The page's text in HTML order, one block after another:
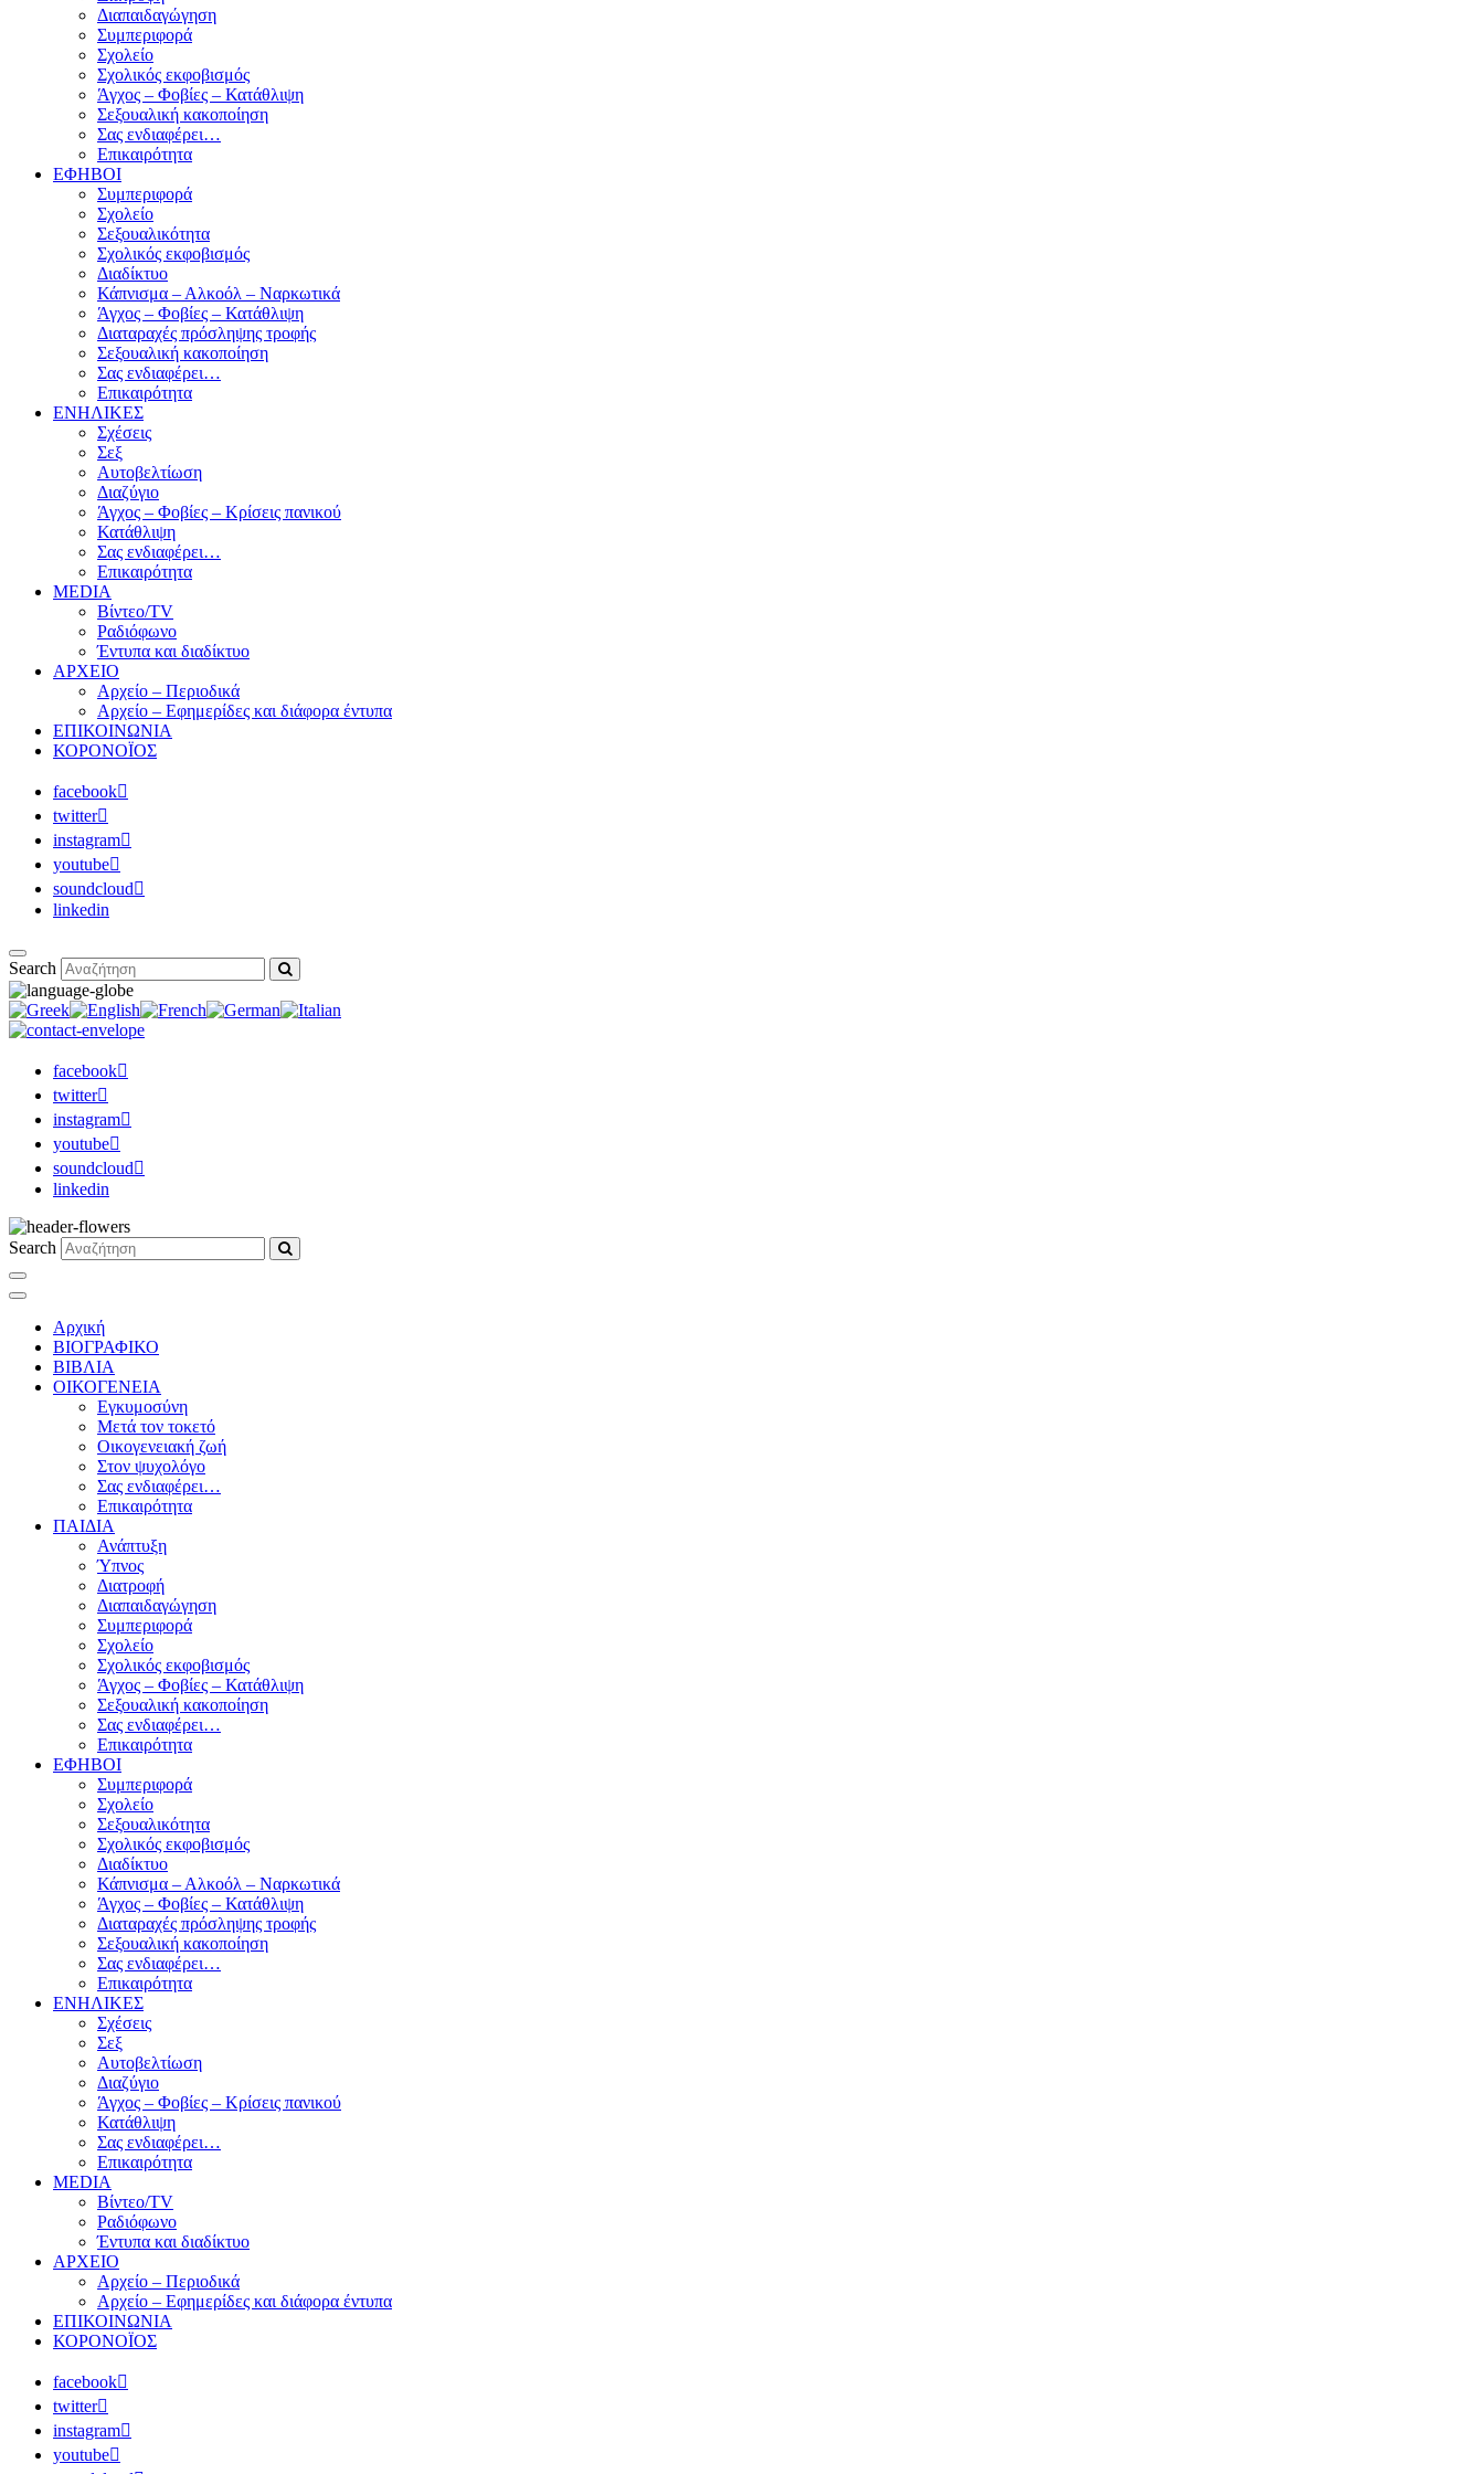
Διαπαιδαγώγηση
Συμπεριφορά
Σχολείο
Σχολικός εκφοβισμός
Άγχος – Φοβίες – Κατάθλιψη
Σεξουαλική κακοποίηση
Σας ενδιαφέρει…
Επικαιρότητα
ΕΦΗΒΟΙ
Συμπεριφορά
Σχολείο
Σεξουαλικότητα
Σχολικός εκφοβισμός
Διαδίκτυο
Κάπνισμα – Αλκοόλ – Ναρκωτικά
Άγχος – Φοβίες – Κατάθλιψη
Διαταραχές πρόσληψης τροφής
Σεξουαλική κακοποίηση
Σας ενδιαφέρει…
Επικαιρότητα
ΕΝΗΛΙΚΕΣ
Σχέσεις
Σεξ
Αυτοβελτίωση
Διαζύγιο
Άγχος – Φοβίες – Κρίσεις πανικού
Κατάθλιψη
Σας ενδιαφέρει…
Επικαιρότητα
MEDIA
Βίντεο/TV
Ραδιόφωνο
Έντυπα και διαδίκτυο
ΑΡΧΕΙΟ
Αρχείο – Περιοδικά
Αρχείο – Εφημερίδες και διάφορα έντυπα
ΕΠΙΚΟΙΝΩΝΙΑ
ΚΟΡΟΝΟΪΟΣ
facebook
twitter
instagram
youtube
soundcloud
linkedin
Search
facebook
twitter
instagram
youtube
soundcloud
linkedin
Search
Αρχική
ΒΙΟΓΡΑΦΙΚΟ
ΒΙΒΛΙΑ
ΟΙΚΟΓΕΝΕΙΑ
Εγκυμοσύνη
Μετά τον τοκετό
Οικογενειακή ζωή
Στον ψυχολόγο
Σας ενδιαφέρει…
Επικαιρότητα
ΠΑΙΔΙΑ
Ανάπτυξη
Ύπνος
Διατροφή
Διαπαιδαγώγηση
Συμπεριφορά
Σχολείο
Σχολικός εκφοβισμός
Άγχος – Φοβίες – Κατάθλιψη
Σεξουαλική κακοποίηση
Σας ενδιαφέρει…
Επικαιρότητα
ΕΦΗΒΟΙ
Συμπεριφορά
Σχολείο
Σεξουαλικότητα
Σχολικός εκφοβισμός
Διαδίκτυο
Κάπνισμα – Αλκοόλ – Ναρκωτικά
Άγχος – Φοβίες – Κατάθλιψη
Διαταραχές πρόσληψης τροφής
Σεξουαλική κακοποίηση
Σας ενδιαφέρει…
Επικαιρότητα
ΕΝΗΛΙΚΕΣ
Σχέσεις
Σεξ
Αυτοβελτίωση
Διαζύγιο
Άγχος – Φοβίες – Κρίσεις πανικού
Κατάθλιψη
Σας ενδιαφέρει…
Επικαιρότητα
MEDIA
Βίντεο/TV
Ραδιόφωνο
Έντυπα και διαδίκτυο
ΑΡΧΕΙΟ
Αρχείο – Περιοδικά
Αρχείο – Εφημερίδες και διάφορα έντυπα
ΕΠΙΚΟΙΝΩΝΙΑ
ΚΟΡΟΝΟΪΟΣ
facebook
twitter
instagram
youtube